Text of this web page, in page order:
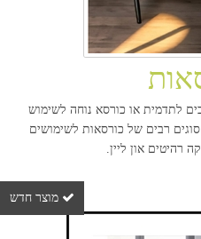
לתדמית או כורסא נוחה לשימוש
סוגים רבים של כורסאות לשימושים
רהיטים און ליין.
מוצר חדש